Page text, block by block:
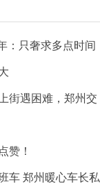
：只奢求多点时间
街遇困难，郑州交
赞！
车 郑州暖心车长私